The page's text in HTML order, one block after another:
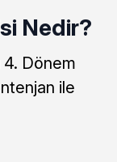
Nedir?
4. Dönem
ile